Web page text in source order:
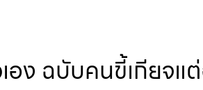
ง ฉบับคนขี้เกียจ